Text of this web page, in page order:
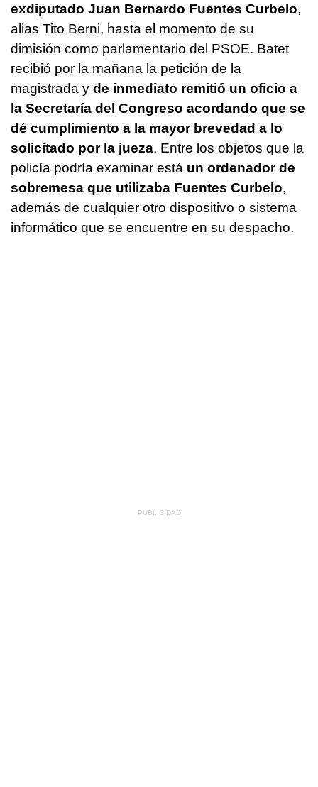
exdiputado Juan Bernardo Fuentes Curbelo,
alias Tito Berni, hasta el momento de su
dimisión como parlamentario del PSOE. Batet
recibió por la mañana la petición de la
magistrada y de inmediato remitió un oficio a
la Secretaría del Congreso acordando que se
dé cumplimiento a la mayor brevedad a lo
solicitado por la jueza. Entre los objetos que la
policía podría examinar está un ordenador de
sobremesa que utilizaba Fuentes Curbelo,
además de cualquier otro dispositivo o sistema
informático que se encuentre en su despacho.